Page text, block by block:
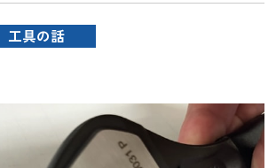
工具の話